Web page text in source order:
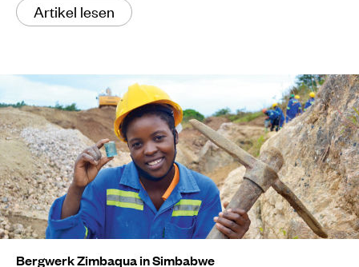
Artikel lesen
Bergwerk Zimbaqua in Simbabwe